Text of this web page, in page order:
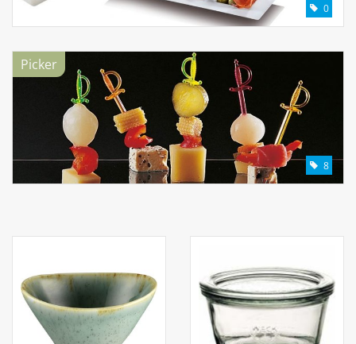
0
Picker
8